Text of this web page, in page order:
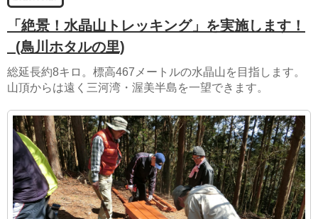
「絶景！水晶山トレッキング」を実施します！
(鳥川ホタルの里)
総延長約8キロ。標高467メートルの水晶山を目指します。
山頂からは遠く三河湾・渥美半島を一望できます。